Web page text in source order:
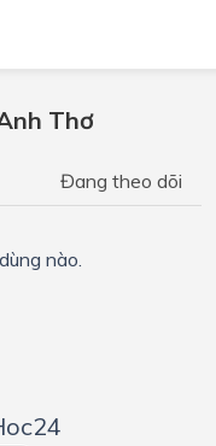
Thơ
Đang theo dõi
nào.